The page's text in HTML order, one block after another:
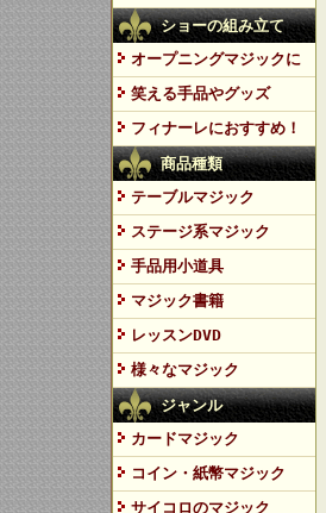
ショーの組み立て
オープニングマジックに
笑える手品やグッズ
フィナーレにおすすめ！
商品種類
テーブルマジック
ステージ系マジック
手品用小道具
マジック書籍
レッスンDVD
様々なマジック
ジャンル
カードマジック
コイン・紙幣マジック
サイコロのマジック